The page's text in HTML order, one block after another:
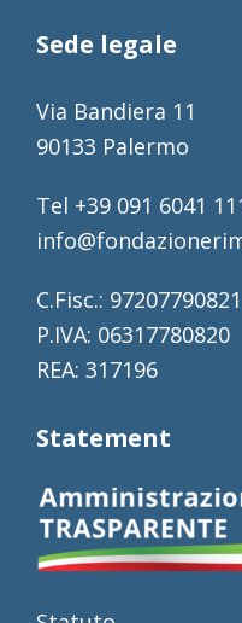
Sede legale
Via Bandiera 11
90133 Palermo
Tel +39 091 6041
C.Fisc.: 97207790821
P.IVA: 06317780820
REA: 317196
Statement